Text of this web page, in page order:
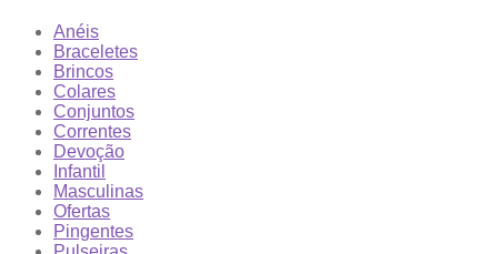
Anéis
Braceletes
Brincos
Colares
Conjuntos
Correntes
Devoção
Infantil
Masculinas
Ofertas
Pingentes